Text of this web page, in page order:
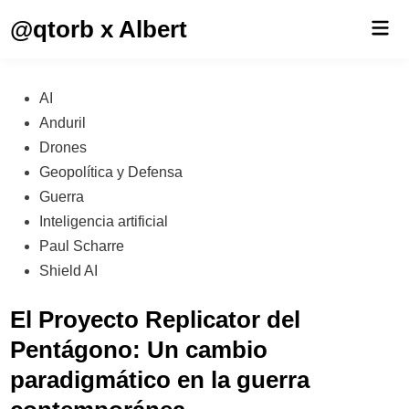
@qtorb x Albert
Publicado
en
AI
Anduril
Drones
Geopolítica y Defensa
Guerra
Inteligencia artificial
Paul Scharre
Shield AI
El Proyecto Replicator del
Pentágono: Un cambio
paradigmático en la guerra